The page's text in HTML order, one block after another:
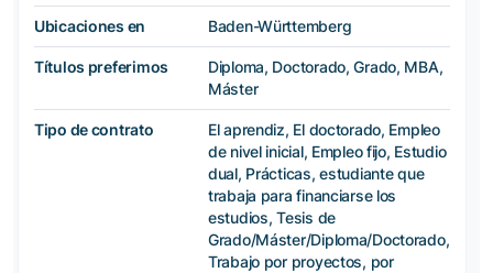
Ubicaciones en Baden-Württemberg
Títulos preferimos
Diploma, Doctorado, Grado, MBA,
Máster
Tipo de contrato
El aprendiz, El doctorado, Empleo
de nivel inicial, Empleo fijo, Estudio
dual, Prácticas, estudiante que
trabaja para financiarse los
estudios, Tesis de
Grado/Máster/Diploma/Doctorado,
Trabajo por proyectos, por